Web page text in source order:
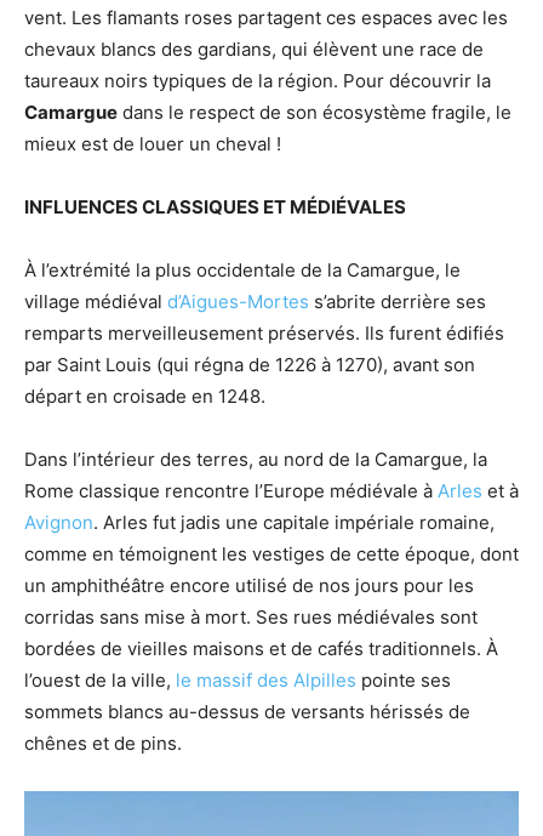
vent. Les flamants roses partagent ces espaces avec les
chevaux blancs des gardians, qui élèvent une race de
taureaux noirs typiques de la région. Pour découvrir la
Camargue dans le respect de son écosystème fragile, le
mieux est de louer un cheval !
INFLUENCES CLASSIQUES ET MÉDIÉVALES
À l’extrémité la plus occidentale de la Camargue, le
village médiéval d’Aigues-Mortes s’abrite derrière ses
remparts merveilleusement préservés. Ils furent édifiés
par Saint Louis (qui régna de 1226 à 1270), avant son
départ en croisade en 1248.
Dans l’intérieur des terres, au nord de la Camargue, la
Rome classique rencontre l’Europe médiévale à Arles et à
Avignon. Arles fut jadis une capitale impériale romaine,
comme en témoignent les vestiges de cette époque, dont
un amphithéâtre encore utilisé de nos jours pour les
corridas sans mise à mort. Ses rues médiévales sont
bordées de vieilles maisons et de cafés traditionnels. À
l’ouest de la ville, le massif des Alpilles pointe ses
sommets blancs au-dessus de versants hérissés de
chênes et de pins.